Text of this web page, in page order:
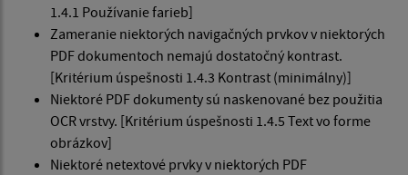
1.4.1 Používanie farieb]
Zameranie niektorých navigačných prvkov v niektorých
PDF dokumentoch nemajú dostatočný kontrast.
[Kritérium úspešnosti 1.4.3 Kontrast (minimálny)]
Niektoré PDF dokumenty sú naskenované bez použitia
OCR vrstvy. [Kritérium úspešnosti 1.4.5 Text vo forme
obrázkov]
Niektoré netextové prvky v niektorých PDF